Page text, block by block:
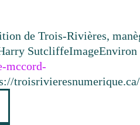
de Trois‑Rivières,
SutcliffeImageEnviron
mccord-